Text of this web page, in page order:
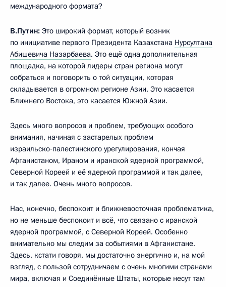
международного формата?
В.Путин: Это широкий формат, который возник
по инициативе первого Президента Казахстана Нурсултана
Абишевича Назарбаева. Это ещё одна дополнительная
площадка, на которой лидеры стран региона могут
собраться и поговорить о той ситуации, которая
складывается в огромном регионе Азии. Это касается
Ближнего Востока, это касается Южной Азии.
Здесь много вопросов и проблем, требующих особого
внимания, начиная с застарелых проблем
израильско‑палестинского урегулирования, кончая
Афганистаном, Ираном и иранской ядерной программой,
Северной Кореей и её ядерной программой и так далее,
и так далее. Очень много вопросов.
Нас, конечно, беспокоит и ближневосточная проблематика,
но не меньше беспокоит и всё, что связано с иранской
ядерной программой, с Северной Кореей. Особенно
внимательно мы следим за событиями в Афганистане.
Здесь, кстати говоря, мы достаточно энергично и, на мой
взгляд, с пользой сотрудничаем с очень многими странами
мира, включая и Соединённые Штаты, которые несут там